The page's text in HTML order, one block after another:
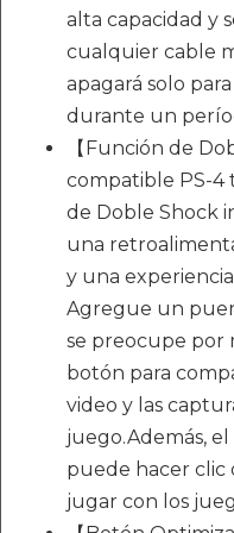
alta capacidad y
cualquier cable
apagará solo
durante un
【Función de
compatible PS-4
de Doble Shock
una
y una
Agregue un
se preocupe por
botón para
video y las
juego.Además,
puede hacer clic
jugar con los